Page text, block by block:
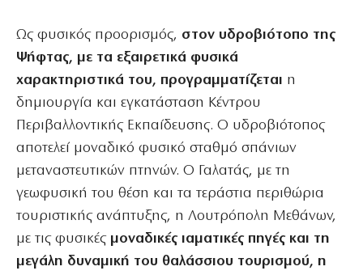
Ως φυσικός προορισμός, στον υδροβιότοπο της
Ψήφτας, με τα εξαιρετικά φυσικά
χαρακτηριστικά του, προγραμματίζεται η
δημιουργία και εγκατάσταση Κέντρου
Περιβαλλοντικής Εκπαίδευσης. Ο υδροβιότοπος
αποτελεί μοναδικό φυσικό σταθμό σπάνιων
μεταναστευτικών πτηνών. Ο Γαλατάς, με τη
γεωφυσική του θέση και τα τεράστια περιθώρια
τουριστικής ανάπτυξης, η Λουτρόπολη Μεθάνων,
με τις φυσικέςμοναδικές ιαματικές πηγές και τη
μεγάλη δυναμική του θαλάσσιου τουρισμού, η